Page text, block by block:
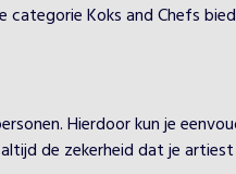
categorie Koks and Chefs
Hierdoor kun je
de zekerheid dat je